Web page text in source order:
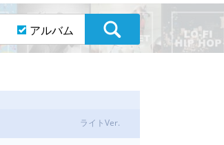
アルバム
ライトVer.